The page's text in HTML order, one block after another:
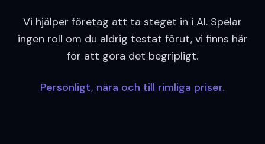
Vi hjälper företag att ta steget in i AI. Spelar
ingen roll om du aldrig testat förut, vi finns här
för att göra det begripligt.
Personligt, nära och till rimliga priser.